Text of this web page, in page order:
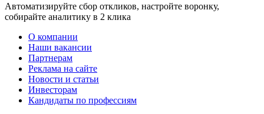
Автоматизируйте сбор откликов, настройте воронку,
собирайте аналитику в 2 клика
О компании
Наши вакансии
Партнерам
Реклама на сайте
Новости и статьи
Инвесторам
Кандидаты по профессиям